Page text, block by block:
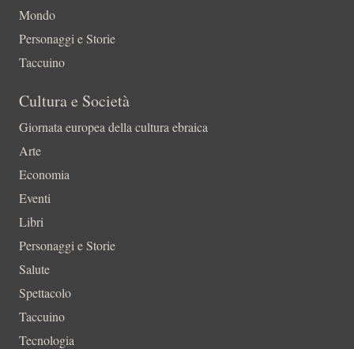
Mondo
Personaggi e Storie
Taccuino
Cultura e Società
Giornata europea della cultura ebraica
Arte
Economia
Eventi
Libri
Personaggi e Storie
Salute
Spettacolo
Taccuino
Tecnologia